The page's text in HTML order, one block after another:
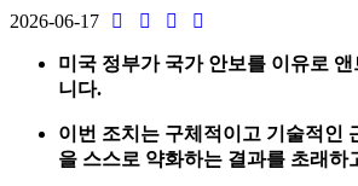
2026-06-17
미국 정부가 국가 안보를 이유로
니다.
이번 조치는 구체적이고 기술적인
을 스스로 약화하는 결과를 초래하